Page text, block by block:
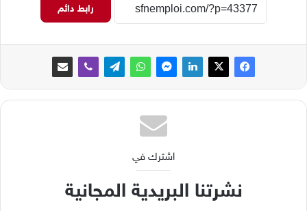
رابط دائم
اشترك في
نشرتنا البريدية المجانية